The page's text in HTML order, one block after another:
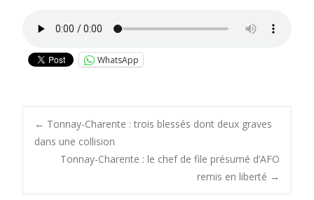
WhatsApp
Post
navigation
← Tonnay-Charente : trois blessés dont deux graves
dans une collision
Tonnay-Charente : le chef de file présumé d’AFO
remis en liberté →